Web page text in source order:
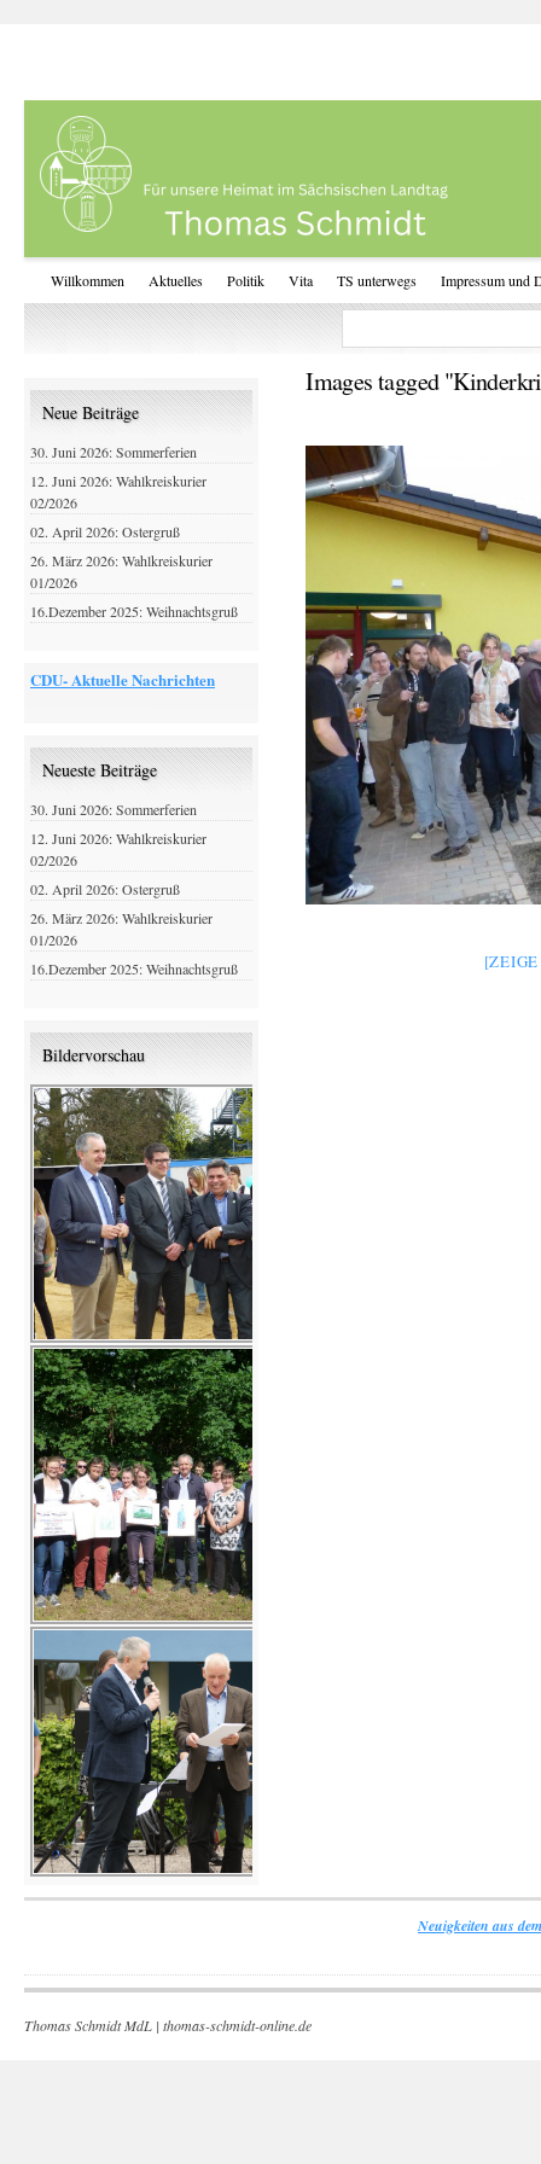
Willkommen Aktuelles Politik Vita TS unterwegs Impressum und
Images tagged
Neue Beiträge
30. Juni 2026: Sommerferien
12. Juni 2026: Wahlkreiskurier
02/2026
02. April 2026: Ostergruß
26. März 2026: Wahlkreiskurier
01/2026
16.Dezember 2025: Weihnachtsgruß
CDU- Aktuelle Nachrichten
Neueste Beiträge
30. Juni 2026: Sommerferien
12. Juni 2026: Wahlkreiskurier
02/2026
02. April 2026: Ostergruß
26. März 2026: Wahlkreiskurier
01/2026
16.Dezember 2025: Weihnachtsgruß
Bildervorschau
Neuigkeiten aus
Thomas Schmidt MdL | thomas-schmidt-online.de